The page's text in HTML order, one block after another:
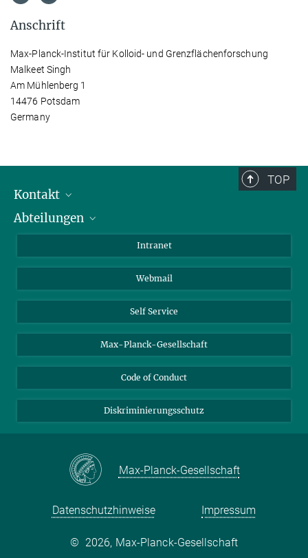
Anschrift
Max-Planck-Institut für Kolloid- und Grenzflächenforschung
Malkeet Singh
Am Mühlenberg 1
14476 Potsdam
Germany
TOP
Kontakt
Mitarbeiterverzeichnis
Abteilungen
Kolloidchemie
Nachhaltige und Bio-inspirierte Materialien
Intranet
Webmail
Self Service
Max-Planck-Gesellschaft
Code of Conduct
Diskriminierungsschutz
Max-Planck-Gesellschaft
Datenschutzhinweise Impressum
© 2026, Max-Planck-Gesellschaft